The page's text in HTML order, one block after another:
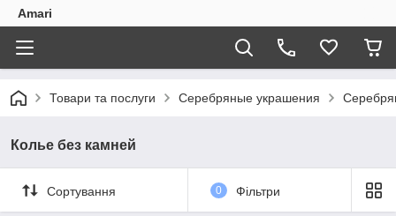
Amari
Товари та послуги Серебряные украшения
Колье без камней
Сортування 0 Фільтри